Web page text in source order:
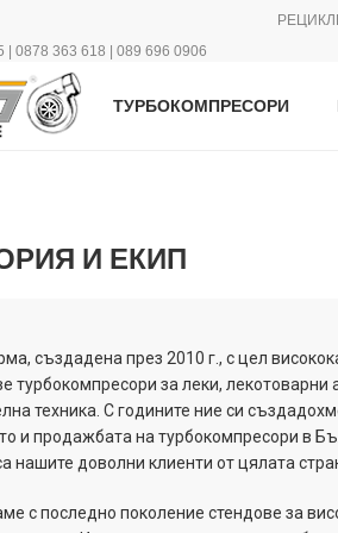
0878 363 618 | 089 696 0906
ТУРБОКОМПРЕСОРИ
И ЕКИП
създадена през 2010 г., с цел
турбокомпресори за леки, лекотоварни
техника. С годините ние си
и продажбата на турбокомпресори в
нашите доволни клиенти от цялата
с последно поколение стендове за